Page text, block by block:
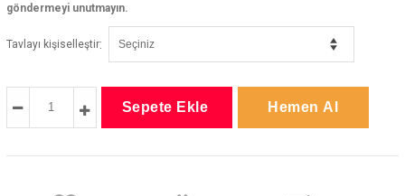
göndermeyi unutmayın.
Tavlayı kişiselleştir: